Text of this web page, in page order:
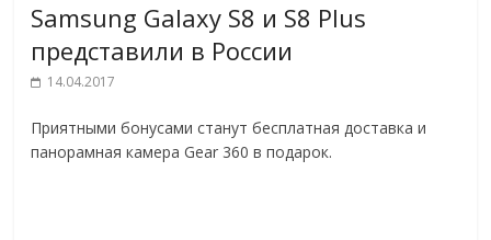
Samsung Galaxy S8 и S8 Plus
представили в России
14.04.2017
Приятными бонусами станут бесплатная доставка и
панорамная камера Gear 360 в подарок.